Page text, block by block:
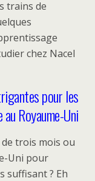
trains de
chez Nacel
pour les
Royaume-Uni
de trois mois ou
Uni pour
suffisant ? Eh